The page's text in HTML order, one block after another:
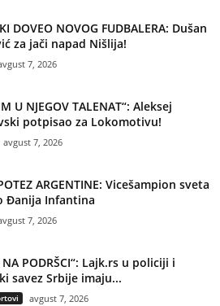
DOVEO NOVOG FUDBALERA: Dušan
za jači napad Nišlija!
7, 2026
U NJEGOV TALENAT“: Aleksej
potpisao za Lokomotivu!
avgust 7, 2026
ARGENTINE: Vicešampion sveta
Đanija Infantina
7, 2026
NA PODRŠCI“: Lajk.rs u policiji i
savez Srbije imaju...
avgust 7, 2026